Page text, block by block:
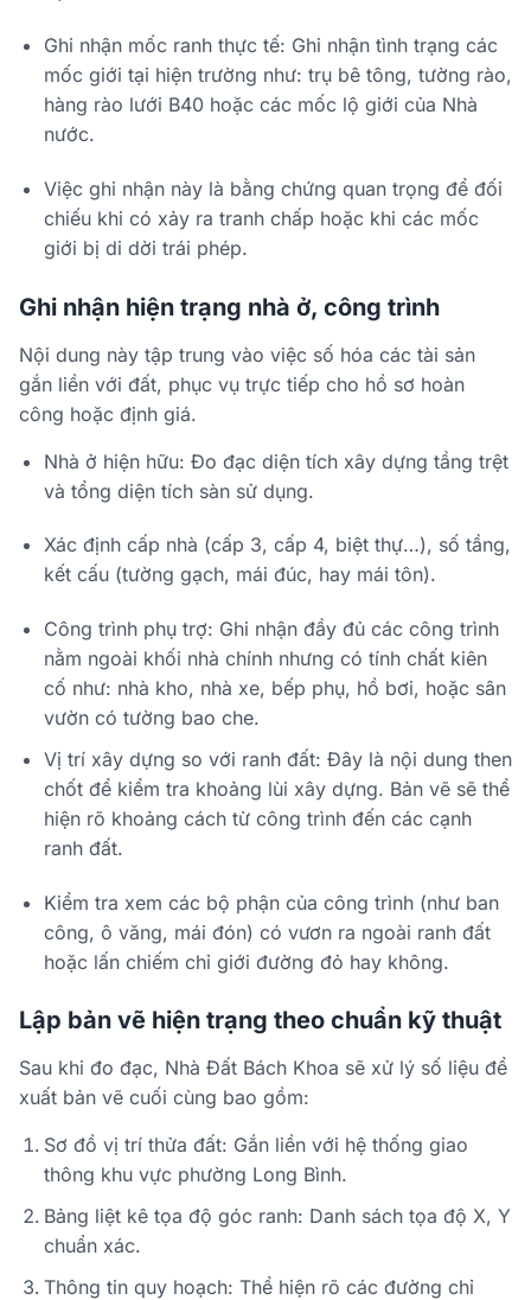
Ghi nhận mốc ranh thực tế: Ghi nhận tình trạng các
mốc giới tại hiện trường như: trụ bê tông, tường rào,
hàng rào lưới B40 hoặc các mốc lộ giới của Nhà
nước.
Việc ghi nhận này là bằng chứng quan trọng để đối
chiếu khi có xảy ra tranh chấp hoặc khi các mốc
giới bị di dời trái phép.
Ghi nhận hiện trạng nhà ở, công trình
Nội dung này tập trung vào việc số hóa các tài sản
gắn liền với đất, phục vụ trực tiếp cho hồ sơ hoàn
công hoặc định giá.
Nhà ở hiện hữu: Đo đạc diện tích xây dựng tầng trệt
và tổng diện tích sàn sử dụng.
Xác định cấp nhà (cấp 3, cấp 4, biệt thự…), số tầng,
kết cấu (tường gạch, mái đúc, hay mái tôn).
Công trình phụ trợ: Ghi nhận đầy đủ các công trình
nằm ngoài khối nhà chính nhưng có tính chất kiên
cố như: nhà kho, nhà xe, bếp phụ, hồ bơi, hoặc sân
vườn có tường bao che.
Vị trí xây dựng so với ranh đất: Đây là nội dung then
chốt để kiểm tra khoảng lùi xây dựng. Bản vẽ sẽ thể
hiện rõ khoảng cách từ công trình đến các cạnh
ranh đất.
Kiểm tra xem các bộ phận của công trình (như ban
công, ô văng, mái đón) có vươn ra ngoài ranh đất
hoặc lấn chiếm chỉ giới đường đỏ hay không.
Lập bản vẽ hiện trạng theo chuẩn kỹ thuật
Sau khi đo đạc, Nhà Đất Bách Khoa sẽ xử lý số liệu để
xuất bản vẽ cuối cùng bao gồm:
Sơ đồ vị trí thửa đất: Gắn liền với hệ thống giao
thông khu vực phường Long Bình.
Bảng liệt kê tọa độ góc ranh: Danh sách tọa độ X, Y
chuẩn xác.
Thông tin quy hoạch: Thể hiện rõ các đường chỉ